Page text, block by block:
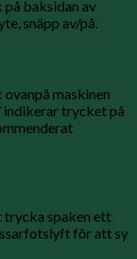
på baksidan av
snäpp av/på.
maskinen
trycket på
trycka spaken ett
för att sy